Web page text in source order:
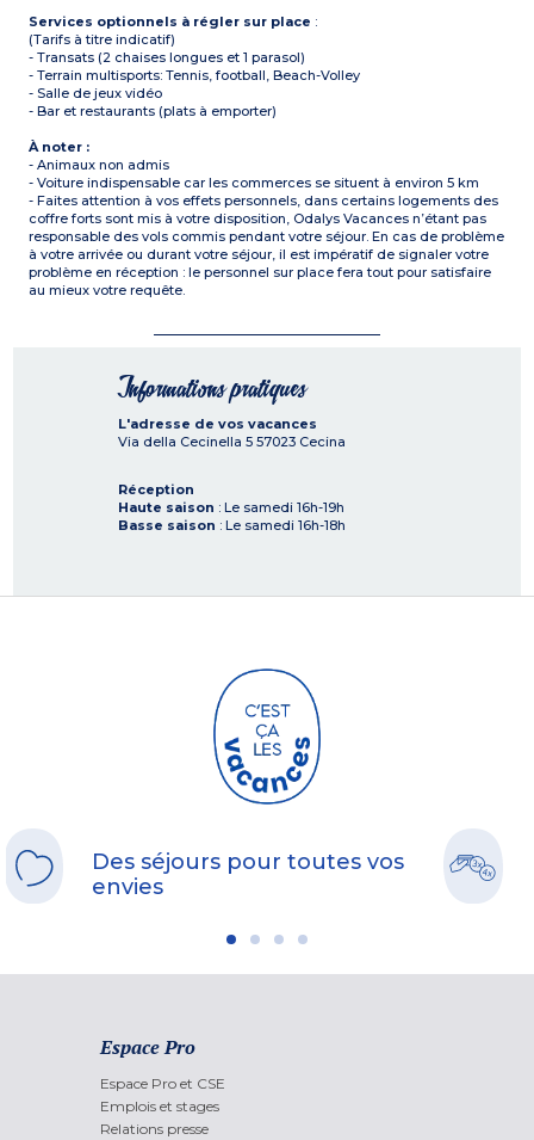
Services optionnels à régler sur place :
(Tarifs à titre indicatif)
- Transats (2 chaises longues et 1 parasol)
- Terrain multisports: Tennis, football, Beach-Volley
- Salle de jeux vidéo
- Bar et restaurants (plats à emporter)
À noter :
- Animaux non admis
- Voiture indispensable car les commerces se situent à environ 5 km
- Faites attention à vos effets personnels, dans certains logements des
coffre forts sont mis à votre disposition, Odalys Vacances n’étant pas
responsable des vols commis pendant votre séjour. En cas de problème
à votre arrivée ou durant votre séjour, il est impératif de signaler votre
problème en réception : le personnel sur place fera tout pour satisfaire
au mieux votre requête.
Informations pratiques
L'adresse de vos vacances
Via della Cecinella 5 57023 Cecina
Réception
Haute saison : Le samedi 16h-19h
Basse saison : Le samedi 16h-18h
Des séjours pour toutes vos
envies
Espace Pro
Espace Pro et CSE
Emplois et stages
Relations presse